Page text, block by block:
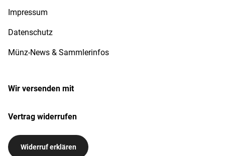
Impressum
Datenschutz
Münz-News & Sammlerinfos
Wir versenden mit
Vertrag widerrufen
Widerruf erklären